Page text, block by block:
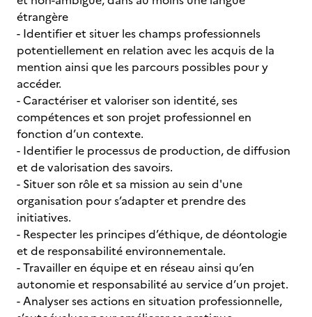
étrangère
- Identifier et situer les champs professionnels
potentiellement en relation avec les acquis de la
mention ainsi que les parcours possibles pour y
accéder.
- Caractériser et valoriser son identité, ses
compétences et son projet professionnel en
fonction d’un contexte.
- Identifier le processus de production, de diffusion
et de valorisation des savoirs.
- Situer son rôle et sa mission au sein d'une
organisation pour s’adapter et prendre des
initiatives.
- Respecter les principes d’éthique, de déontologie
et de responsabilité environnementale.
- Travailler en équipe et en réseau ainsi qu’en
autonomie et responsabilité au service d’un projet.
- Analyser ses actions en situation professionnelle,